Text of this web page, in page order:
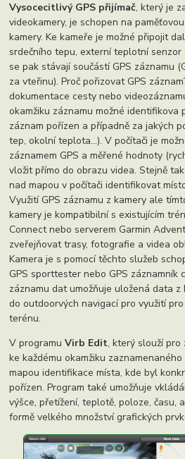
Vysocecitlivý GPS přijímač, který je
videokamery, je schopen na
kamery. Ke kameře je možné připojit
srdečního tepu, externí teplotní
se pak stávají součástí GPS záznamu
za vteřinu). Proč pořizovat GPS
dokumentace cesty nebo
okamžiku záznamu možné identifikova
záznam pořízen a případně za jakých
tep, okolní teplota...). V počítači je
záznamem GPS a měřené hodnoty
vložit přímo do obrazu videa. Stejně
nad mapou v počítači identifikovat
Využití GPS záznamu z kamery ale
kamery je kompatibilní s existujícím
Connect nebo serverem Garmin
zveřejňovat trasy, fotografie a videa
Kamera je s pomocí těchto služeb
GPS sporttester nebo GPS záznamník
záznamu dat umožňuje uložená data
do outdoorvých navigací pro využití
terénu.
V programuVirb Edit, který slouží pro
ke každému okamžiku
mapou identifikace místa, kde byl
pořízen. Program také umožňuje
výšce, přetížení, teplotě, poloze, času,
formě velkého množství grafických